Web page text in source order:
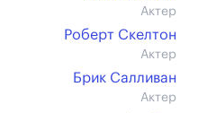
Актер
Роберт Скелтон
Актер
Брик Салливан
Актер